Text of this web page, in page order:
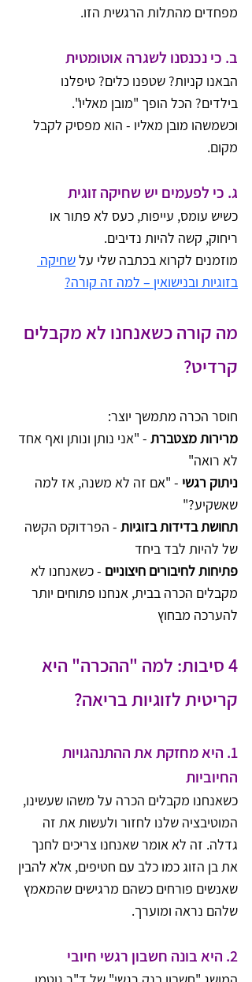
מפחדים מהתלות הרגשית הזו.
ב. כי נכנסנו לשגרה אוטומטית
הבאנו קניות? שטפנו כלים? טיפלנו
בילדים? הכל הופך "מובן מאליו".
וכשמשהו מובן מאליו - הוא מפסיק לקבל
מקום.
ג. כי לפעמים יש שחיקה זוגית
כשיש עומס, עייפות, כעס לא פתור או
ריחוק, קשה להיות נדיבים.
מוזמנים לקרוא בכתבה שלי על שחיקה
בזוגיות ובנישואין – למה זה קורה?
מה קורה כשאנחנו לא מקבלים
קרדיט?
חוסר הכרה מתמשך יוצר:
מרירות מצטברת - "אני נותן ונותן ואף אחד
לא רואה"
ניתוק רגשי - "אם זה לא משנה, אז למה
שאשקיע?"
תחושת בדידות בזוגיות - הפרדוקס הקשה
של להיות לבד ביחד
פתיחות לחיבורים חיצוניים - כשאנחנו לא
מקבלים הכרה בבית, אנחנו פתוחים יותר
להערכה מבחוץ
4 סיבות: למה "ההכרה" היא
קריטית לזוגיות בריאה?
1. היא מחזקת את ההתנהגויות
החיוביות
כשאנחנו מקבלים הכרה על משהו שעשינו,
המוטיבציה שלנו לחזור ולעשות את זה
גדלה. זה לא אומר שאנחנו צריכים לחנך
את בן הזוג כמו כלב עם חטיפים, אלא להבין
שאנשים פורחים כשהם מרגישים שהמאמץ
שלהם נראה ומוערך.
2. היא בונה חשבון רגשי חיובי